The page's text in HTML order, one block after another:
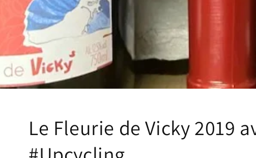
Le Fleurie de Vicky 2019